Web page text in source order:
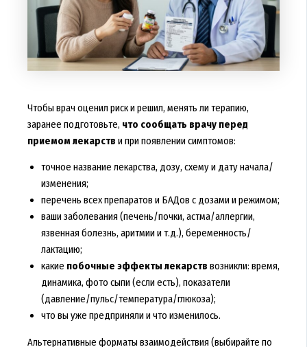
Чтобы врач оценил риск и решил, менять ли терапию,
заранее подготовьте, что сообщать врачу перед
приемом лекарств и при появлении симптомов:
точное название лекарства, дозу, схему и дату начала/
изменения;
перечень всех препаратов и БАДов с дозами и режимом;
ваши заболевания (печень/почки, астма/аллергии,
язвенная болезнь, аритмии и т.д.), беременность/
лактацию;
какие побочные эффекты лекарств возникли: время,
динамика, фото сыпи (если есть), показатели
(давление/пульс/температура/глюкоза);
что вы уже предприняли и что изменилось.
Альтернативные форматы взаимодействия (выбирайте по